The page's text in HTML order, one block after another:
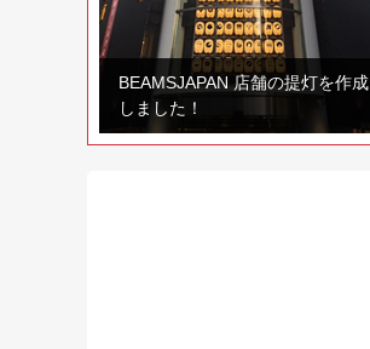
BEAMSJAPAN 店舗の提灯を作成
しました！